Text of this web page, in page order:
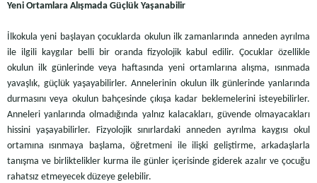
Yeni Ortamlara Alışmada Güçlük Yaşanabilir
İlkokula yeni başlayan çocuklarda okulun ilk zamanlarında anneden ayrılma
ile ilgili kaygılar belli bir oranda fizyolojik kabul edilir. Çocuklar özellikle
okulun ilk günlerinde veya haftasında yeni ortamlarına alışma, ısınmada
yavaşlık, güçlük yaşayabilirler. Annelerinin okulun ilk günlerinde yanlarında
durmasını veya okulun bahçesinde çıkışa kadar beklemelerini isteyebilirler.
Anneleri yanlarında olmadığında yalnız kalacakları, güvende olmayacakları
hissini yaşayabilirler. Fizyolojik sınırlardaki anneden ayrılma kaygısı okul
ortamına ısınmaya başlama, öğretmeni ile ilişki geliştirme, arkadaşlarla
tanışma ve birliktelikler kurma ile günler içerisinde giderek azalır ve çocuğu
rahatsız etmeyecek düzeye gelebilir.